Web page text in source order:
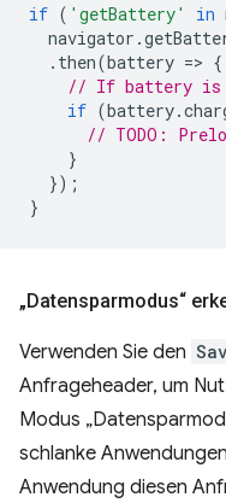
if ( 'getBattery' in
navigator .
. then(battery => {
// If battery is
if (battery.
// TODO:
}
});
}
„Datensparmodus“
Verwenden Sie den
Anfrageheader, um
Modus
schlanke
Anwendung diesen